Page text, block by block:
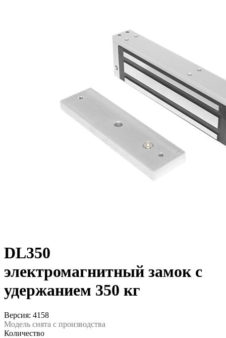
DL350
электромагнитный замок с
удержанием 350 кг
Версия: 4158
Модель снята с производства
Количество